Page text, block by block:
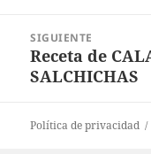
SIGUIENTE
Entrada
siguiente:
Receta de
SALCHICHAS
Política de privacidad